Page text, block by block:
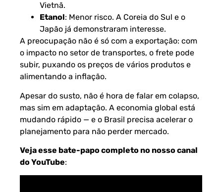
Vietnã.
Etanol: Menor risco. A Coreia do Sul e o
Japão já demonstraram interesse.
A preocupação não é só com a exportação: com
o impacto no setor de transportes, o frete pode
subir, puxando os preços de vários produtos e
alimentando a inflação.
Apesar do susto, não é hora de falar em colapso,
mas sim em adaptação. A economia global está
mudando rápido — e o Brasil precisa acelerar o
planejamento para não perder mercado.
Veja esse bate-papo completo no nosso canal
do YouTube: